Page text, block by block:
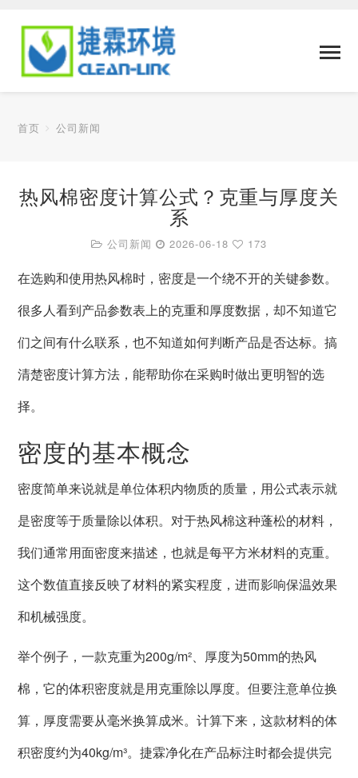
首页 公司新闻
热风棉密度计算公式？克重与厚度关
系
公司新闻 2026-06-18 173
在选购和使用热风棉时，密度是一个绕不开的关键参数。
很多人看到产品参数表上的克重和厚度数据，却不知道它
们之间有什么联系，也不知道如何判断产品是否达标。搞
清楚密度计算方法，能帮助你在采购时做出更明智的选
择。
密度的基本概念
密度简单来说就是单位体积内物质的质量，用公式表示就
是密度等于质量除以体积。对于热风棉这种蓬松的材料，
我们通常用面密度来描述，也就是每平方米材料的克重。
这个数值直接反映了材料的紧实程度，进而影响保温效果
和机械强度。
举个例子，一款克重为200g/m²、厚度为50mm的热风
棉，它的体积密度就是用克重除以厚度。但要注意单位换
算，厚度需要从毫米换算成米。计算下来，这款材料的体
积密度约为40kg/m³。捷霖净化在产品标注时都会提供完